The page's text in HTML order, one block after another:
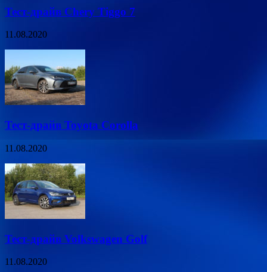
Тест-драйв Chery Tiggo 7
11.08.2020
Тест-драйв Toyota Corolla
11.08.2020
Тест-драйв Volkswagen Golf
11.08.2020